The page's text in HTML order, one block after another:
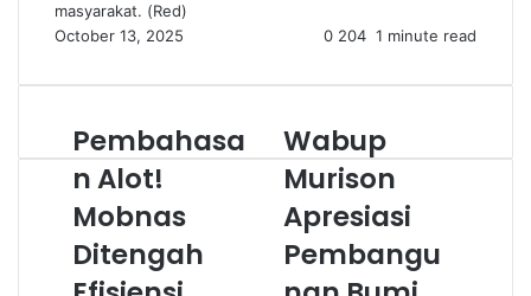
masyarakat. (Red)
October 13, 2025
0 204 1 minute read
Pembahasa
n Alot!
Mobnas
Ditengah
Wabup
Murison
Apresiasi
Pembangu